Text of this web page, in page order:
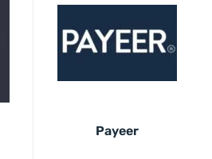
Payeer